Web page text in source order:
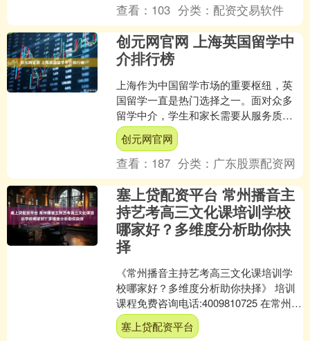
查看： 103 分类： 配资交易软件
创元网官网 上海英国留学中
介排行榜
上海作为中国留学市场的重要枢纽，英
国留学一直是热门选择之一。面对众多
留学中介，学生和家长需要从服务质
量、申请成功率、本地化支持等多个角
度进行综合评估，以找到最适....
创元网官网
查看： 187 分类： 广东股票配资网
塞上贷配资平台 常州播音主
持艺考高三文化课培训学校
哪家好？多维度分析助你抉
择
《常州播音主持艺考高三文化课培训学
校哪家好？多维度分析助你抉择》 培训
课程免费咨询电话:4009810725 在常州，
对于即将面临播音主持艺考的高三学生
来说，文....
塞上贷配资平台